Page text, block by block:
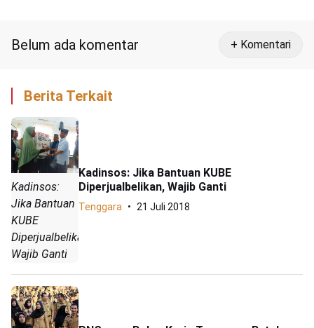
Belum ada komentar + Komentari
Berita Terkait
Kadinsos:
Jika Bantuan
KUBE
Diperjualbelikan,
Wajib Ganti
Kadinsos: Jika Bantuan KUBE
Diperjualbelikan, Wajib Ganti
Tenggara 21 Juli 2018